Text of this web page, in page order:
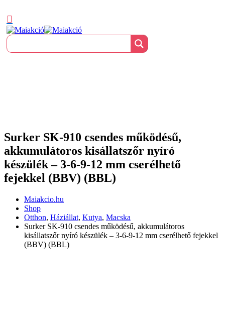
Surker SK-910 csendes működésű,
akkumulátoros kisállatszőr nyíró
készülék – 3-6-9-12 mm cserélhető
fejekkel (BBV) (BBL)
Maiakcio.hu
Shop
Otthon, Háziállat, Kutya, Macska
Surker SK-910 csendes működésű, akkumulátoros
kisállatszőr nyíró készülék – 3-6-9-12 mm cserélhető fejekkel
(BBV) (BBL)